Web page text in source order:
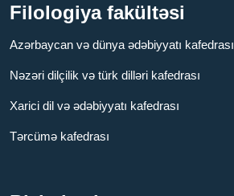
Filologiya fakültəsi
Azərbaycan və dünya ədəbiyyatı kafedrası
Nəzəri dilçilik və türk dilləri kafedrası
Xarici dil və ədəbiyyatı kafedrası
Tərcümə kafedrası